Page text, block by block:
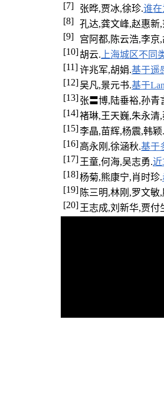
[7]
张晔,贾冰,徐珍.谁在
[8] 孔达,龚文峰,赵惠新
[9]
宫阿都,陈云浩,李京
[10]胡云. 上海城区不同
[11]许兆军,胡娟.基于遥
[12]吴凡,景元书.基于
[13]张〓博,陆垂裕,孙青
[14]褚琳,王天巍,朱永清
[15]李晶,苗辉,杨震,韩颖.
[16]高永刚,徐涵秋.基于
[17] 王童,何海,吴志勇.近
[18]杨菊,熊康宁,肖时珍.
[19] 陈三明,林刚,罗文敏
[20] 王志成,刘新华,贾付